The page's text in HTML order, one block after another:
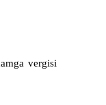
vergisi